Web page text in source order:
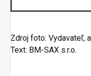
Zdroj foto: Vydavateľ,
Text: BM-SAX s.r.o.